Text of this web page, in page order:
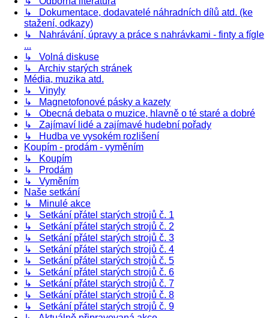
↳ Dokumentace, dodavatelé náhradních dílů atd. (ke
stažení, odkazy)
↳ Nahrávání, úpravy a práce s nahrávkami - finty a fígle
...
↳ Volná diskuse
↳ Archiv starých stránek
Média, muzika atd.
↳ Vinyly
↳ Magnetofonové pásky a kazety
↳ Obecná debata o muzice, hlavně o té staré a dobré
↳ Zajímaví lidé a zajímavé hudební pořady
↳ Hudba ve vysokém rozlišení
Koupím - prodám - vyměním
↳ Koupím
↳ Prodám
↳ Vyměním
Naše setkání
↳ Minulé akce
↳ Setkání přátel starých strojů č. 1
↳ Setkání přátel starých strojů č. 2
↳ Setkání přátel starých strojů č. 3
↳ Setkání přátel starých strojů č. 4
↳ Setkání přátel starých strojů č. 5
↳ Setkání přátel starých strojů č. 6
↳ Setkání přátel starých strojů č. 7
↳ Setkání přátel starých strojů č. 8
↳ Setkání přátel starých strojů č. 9